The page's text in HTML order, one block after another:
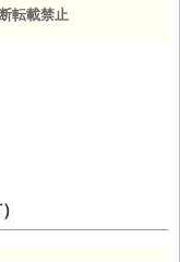
転載禁止